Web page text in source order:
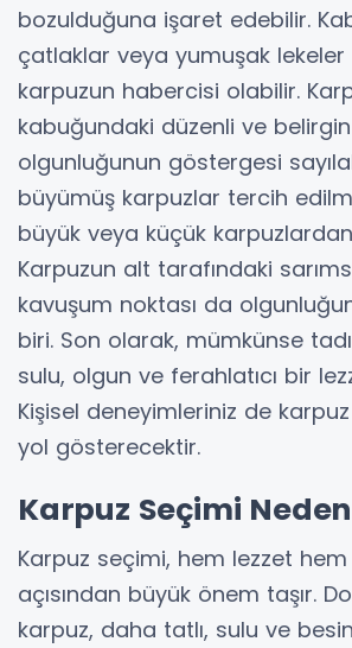
bozulduğuna işaret edebilir.
çatlaklar veya yumuşak
karpuzun habercisi olabilir.
kabuğundaki düzenli ve
olgunluğunun göstergesi
büyümüş karpuzlar tercih
büyük veya küçük
Karpuzun alt tarafındaki
kavuşum noktası da
biri. Son olarak, mümkünse
sulu, olgun ve ferahlatıcı bir
Kişisel deneyimleriniz de
yol gösterecektir.
Karpuz Seçimi
Karpuz seçimi, hem lezzet hem
açısından büyük önem taşır.
karpuz, daha tatlı, sulu ve